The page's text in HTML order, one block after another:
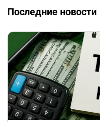
Последние новости